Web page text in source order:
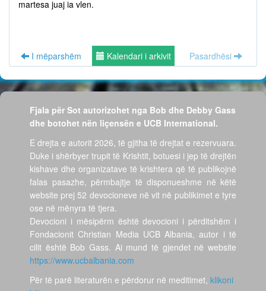
martesa juaj ia vlen.
I mëparshëm Kalendari i arkivit Pasardhësi
Fjala për Sot autorizohet nga Bob dhe Debby Gass
dhe botohet nën liçensën e UCB International.
E drejta e autorit 2026, të gjitha të drejtat e rezervuara.
Duke i shërbyer trupit të Krishtit, botuesi i jep të drejtën
kishave dhe organizatave të krishtera që të publikojnë
falas pasazhe, përmbajtje të disponueshme në këtë
website prej 52 devocioneve në vit në publikimet e tyre
ose në mënyra të tjera.
Devocioni i mësipërm është devocioni i përditshëm i
Fondacionit Christian Media UCB Albania, autor i të
cilit është Bob Gass. Ai mund të gjendet në website
https://www.ucbalbania.com
Për të parë literaturën e përdorur në meditimet, klikoni